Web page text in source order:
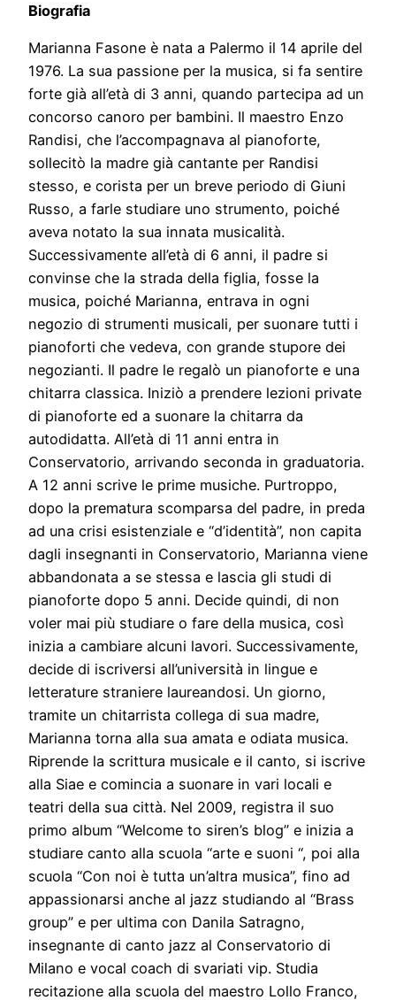
Biografia
Marianna Fasone è nata a Palermo il 14 aprile del
1976. La sua passione per la musica, si fa sentire
forte già all’età di 3 anni, quando partecipa ad un
concorso canoro per bambini. Il maestro Enzo
Randisi, che l’accompagnava al pianoforte,
sollecitò la madre già cantante per Randisi
stesso, e corista per un breve periodo di Giuni
Russo, a farle studiare uno strumento, poiché
aveva notato la sua innata musicalità.
Successivamente all’età di 6 anni, il padre si
convinse che la strada della figlia, fosse la
musica, poiché Marianna, entrava in ogni
negozio di strumenti musicali, per suonare tutti i
pianoforti che vedeva, con grande stupore dei
negozianti. Il padre le regalò un pianoforte e una
chitarra classica. Iniziò a prendere lezioni private
di pianoforte ed a suonare la chitarra da
autodidatta. All’età di 11 anni entra in
Conservatorio, arrivando seconda in graduatoria.
A 12 anni scrive le prime musiche. Purtroppo,
dopo la prematura scomparsa del padre, in preda
ad una crisi esistenziale e “d’identità”, non capita
dagli insegnanti in Conservatorio, Marianna viene
abbandonata a se stessa e lascia gli studi di
pianoforte dopo 5 anni. Decide quindi, di non
voler mai più studiare o fare della musica, così
inizia a cambiare alcuni lavori. Successivamente,
decide di iscriversi all’università in lingue e
letterature straniere laureandosi. Un giorno,
tramite un chitarrista collega di sua madre,
Marianna torna alla sua amata e odiata musica.
Riprende la scrittura musicale e il canto, si iscrive
alla Siae e comincia a suonare in vari locali e
teatri della sua città. Nel 2009, registra il suo
primo album “Welcome to siren’s blog” e inizia a
studiare canto alla scuola “arte e suoni “, poi alla
scuola “Con noi è tutta un’altra musica”, fino ad
appassionarsi anche al jazz studiando al “Brass
group” e per ultima con Danila Satragno,
insegnante di canto jazz al Conservatorio di
Milano e vocal coach di svariati vip. Studia
recitazione alla scuola del maestro Lollo Franco,